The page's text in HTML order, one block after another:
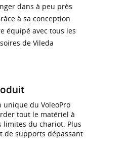
dans à peu près
à sa conception
équipé avec tous les
de Vileda
unique du VoleoPro
tout le matériel à
limites du chariot. Plus
de supports dépassant